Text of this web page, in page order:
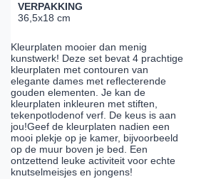
VERPAKKING
36,5x18 cm
Kleurplaten mooier dan menig
kunstwerk! Deze set bevat 4 prachtige
kleurplaten met contouren van
elegante dames met reflecterende
gouden elementen. Je kan de
kleurplaten inkleuren met stiften,
tekenpotlodenof verf. De keus is aan
jou!Geef de kleurplaten nadien een
mooi plekje op je kamer, bijvoorbeeld
op de muur boven je bed. Een
ontzettend leuke activiteit voor echte
knutselmeisjes en jongens!